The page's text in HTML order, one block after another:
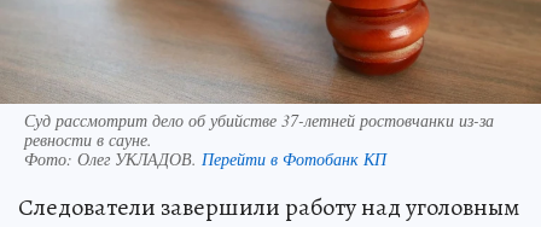
Суд рассмотрит дело об убийстве 37-летней ростовчанки из-за
ревности в сауне.
Фото: Олег УКЛАДОВ. Перейти в Фотобанк КП
Следователи завершили работу над уголовным